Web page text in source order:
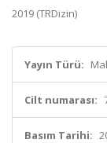
2019 (TRDizin)
Yayın Türü:
Cilt numarası:
Basım Tarihi: